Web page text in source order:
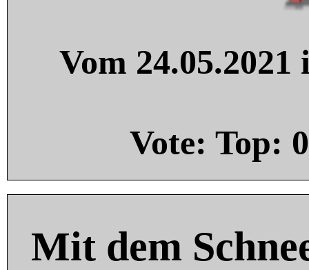
Vom
Vote: Top: 0
Mit dem